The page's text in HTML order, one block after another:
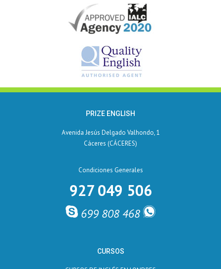
PRIZE ENGLISH
Avenida Jesús Delgado Valhondo, 1
Cáceres (CÁCERES)
Condiciones Generales
927 049 506
699 808 468
CURSOS